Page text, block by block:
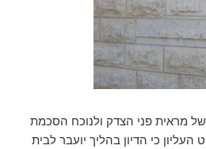
של מראית פני הצדק ולנוכח הסכמת
כי הדיון בהליך יועבר לבית